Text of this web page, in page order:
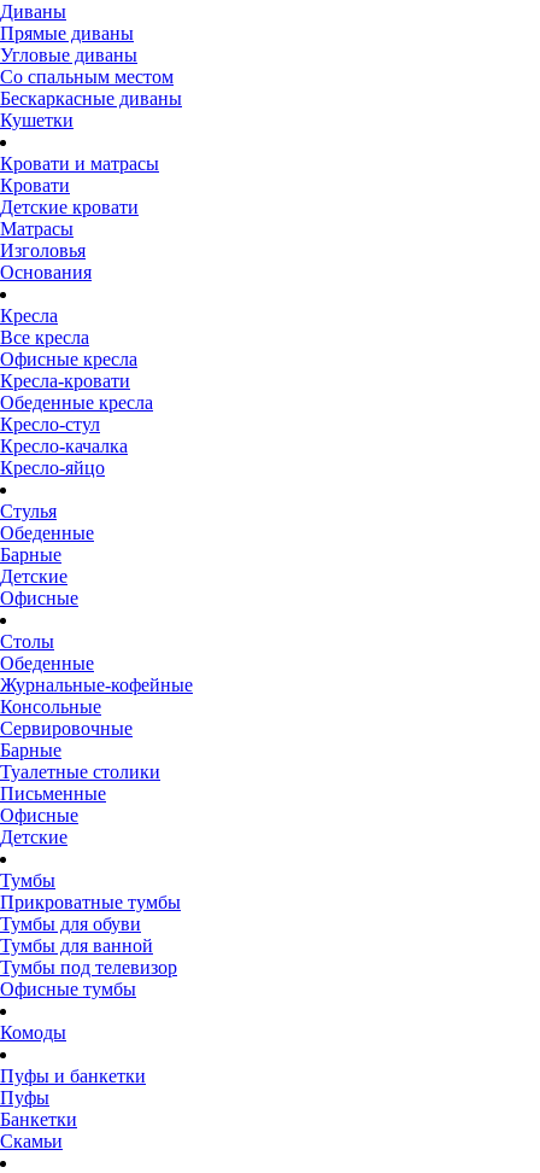
Диваны
Прямые диваны
Угловые диваны
Со спальным местом
Бескаркасные диваны
Кушетки
Кровати и матрасы
Кровати
Детские кровати
Матрасы
Изголовья
Основания
Кресла
Все кресла
Офисные кресла
Кресла-кровати
Обеденные кресла
Кресло-стул
Кресло-качалка
Кресло-яйцо
Стулья
Обеденные
Барные
Детские
Офисные
Столы
Обеденные
Журнальные-кофейные
Консольные
Сервировочные
Барные
Туалетные столики
Письменные
Офисные
Детские
Тумбы
Прикроватные тумбы
Тумбы для обуви
Тумбы для ванной
Тумбы под телевизор
Офисные тумбы
Комоды
Пуфы и банкетки
Пуфы
Банкетки
Скамьи